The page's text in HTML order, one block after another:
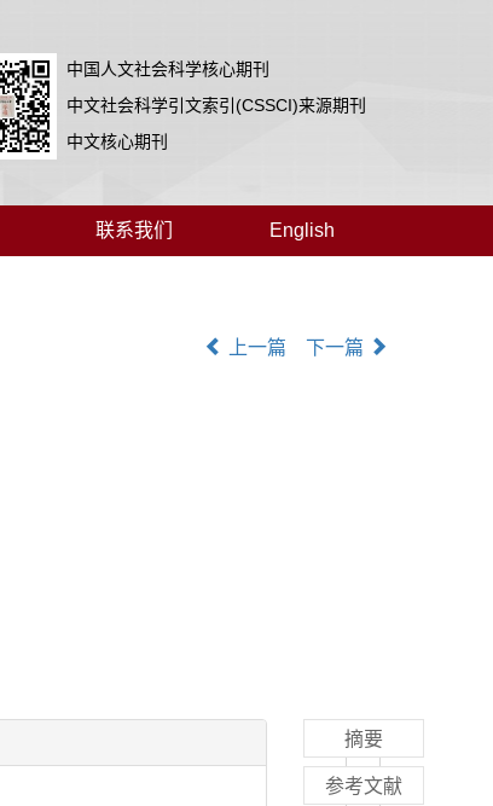
中国人文社会科学核心期刊
中文社会科学引文索引(CSSCI)来源期刊
中文核心期刊
联系我们 English
上一篇 下一篇
摘要
参考文献